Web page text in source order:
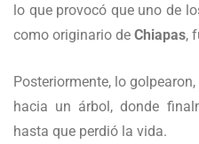
lo que provocó que uno de
como originario de Chiapas,
Posteriormente, lo
hacia un árbol, donde
hasta que perdió la vida.